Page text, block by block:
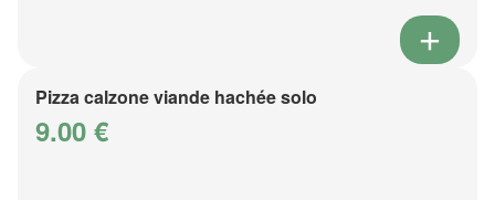
Pizza calzone viande hachée solo
9.00 €